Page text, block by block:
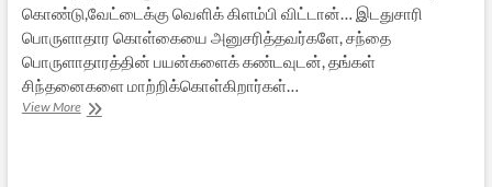
கொண்டு,வேட்டைக்கு வெளிக் கிளம்பி விட்டான்… இடதுசாரி
பொருளாதார கொள்கையை அனுசரித்தவர்களே, சந்தை
பொருளாதாரத்தின் பயன்களைக் கண்டவுடன், தங்கள்
சிந்தனைகளை மாற்றிக்கொள்கிறார்கள்…
View Moreகம்யூனிஸமும்